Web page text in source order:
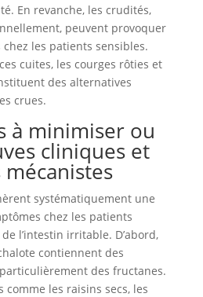
En revanche, les crudités,
peuvent provoquer
les patients sensibles.
cuites, les courges rôties et
des alternatives
crues.
à minimiser ou
cliniques et
systématiquement une
chez les patients
l’intestin irritable. D’abord,
contiennent des
des fructanes.
comme les raisins secs, les